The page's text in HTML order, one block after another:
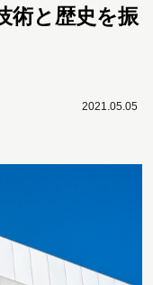
術と歴史を振
2021.05.05